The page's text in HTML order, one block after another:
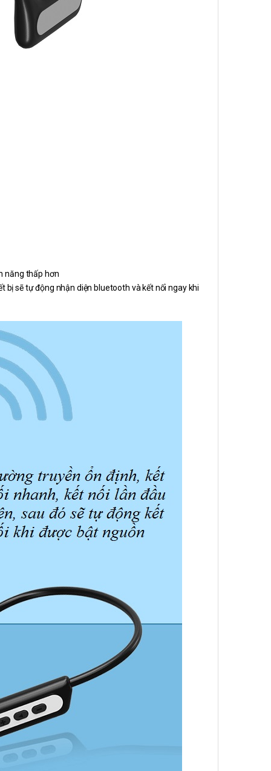
năng thấp hơn
bị sẽ tự động nhận diện bluetooth và kết nối ngay khi